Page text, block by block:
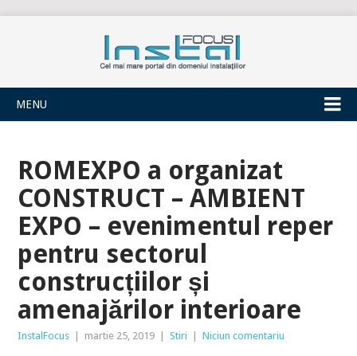
INSTALFOCUS
MENU
ROMEXPO a organizat
CONSTRUCT – AMBIENT
EXPO – evenimentul reper
pentru sectorul
construcțiilor și
amenajărilor interioare
InstalFocus martie 25, 2019 Stiri Niciun comentariu